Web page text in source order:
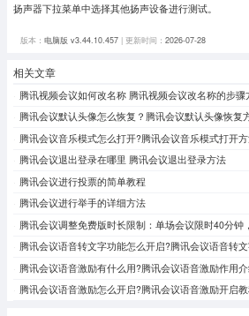
扬声器下拉菜单中选择其他扬声设备进行测试。
版本： 电脑版 v3.44.10.457| 更新时间： 2026-07-28
相关文章
腾讯视频会议如何改名称 腾讯视频会议改名称的步骤
腾讯会议默认头像怎么恢复？腾讯会议默认头像恢复
腾讯会议音乐模式怎么打开?腾讯会议音乐模式打开
腾讯会议退出登录在哪里 腾讯会议退出登录方法
腾讯会议进行投票的简单教程
腾讯会议进行举手的详细方法
腾讯会议调整免费版时长限制：单场会议限时40分钟
腾讯会议语音转文字功能怎么开启?腾讯会议语音转
腾讯会议语音激励有什么用?腾讯会议语音激励作用
腾讯会议语音激励怎么开启?腾讯会议语音激励开启